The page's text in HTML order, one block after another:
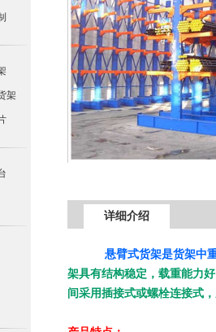
架
详细介绍
悬臂式货架是货架中
架具有结构稳定，载重能力
间采用插接式或螺栓连接式